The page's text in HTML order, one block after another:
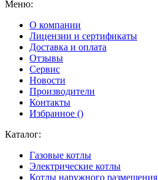
Меню:
О компании
Лицензии и сертификаты
Доставка и оплата
Отзывы
Сервис
Новости
Производители
Контакты
Избранное ()
Каталог:
Газовые котлы
Электрические котлы
Котлы наружного размещения